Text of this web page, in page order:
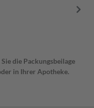
die Packungsbeilage
in Ihrer Apotheke.